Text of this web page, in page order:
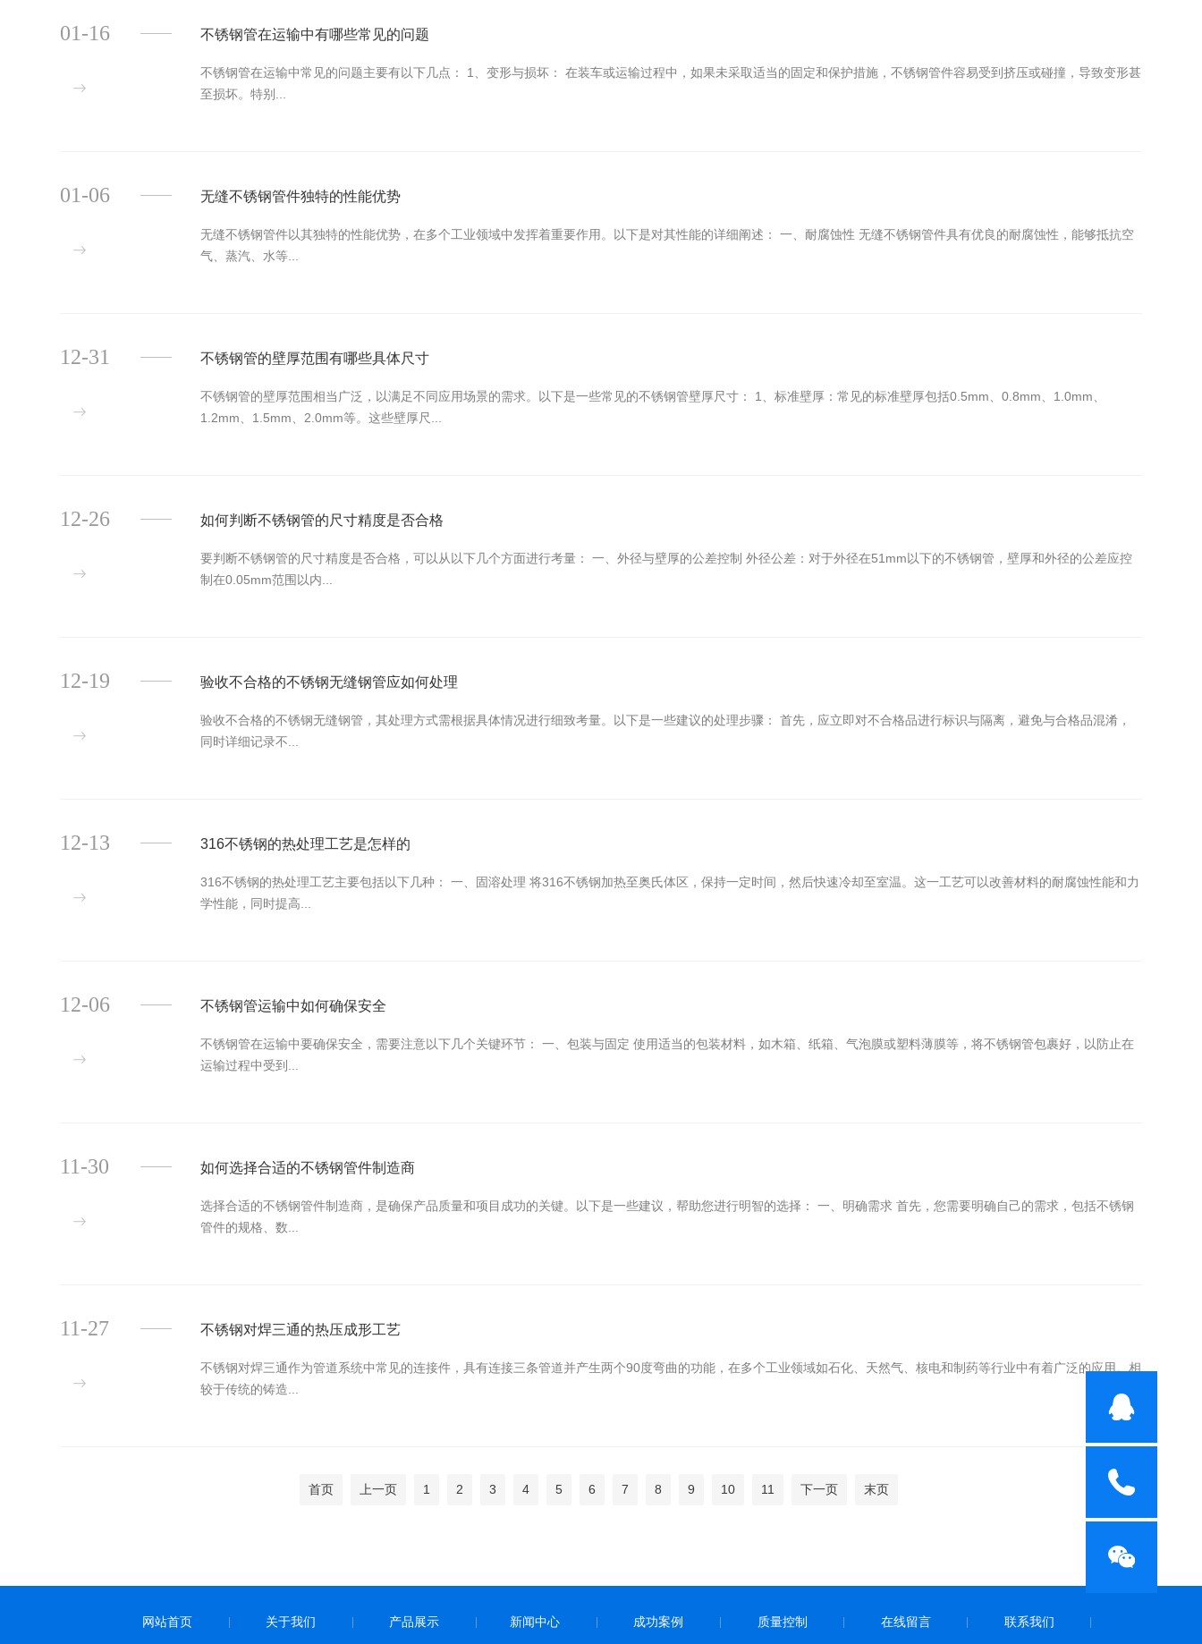
不锈钢管在运输中有哪些常见的问题
不锈钢管在运输中常见的问题主要有以下几点： 1、变形与损坏： 在装车或运输过程中，如果未采取适当的固定和保护措施，不锈钢管件容易受到挤压或碰撞，导致变形甚
至损坏。特别...
01-16
无缝不锈钢管件独特的性能优势
无缝不锈钢管件以其独特的性能优势，在多个工业领域中发挥着重要作用。以下是对其性能的详细阐述： 一、耐腐蚀性 无缝不锈钢管件具有优良的耐腐蚀性，能够抵抗空
气、蒸汽、水等...
01-06
不锈钢管的壁厚范围有哪些具体尺寸
不锈钢管的壁厚范围相当广泛，以满足不同应用场景的需求。以下是一些常见的不锈钢管壁厚尺寸： 1、标准壁厚：常见的标准壁厚包括0.5mm、0.8mm、1.0mm、
1.2mm、1.5mm、2.0mm等。这些壁厚尺...
12-31
如何判断不锈钢管的尺寸精度是否合格
要判断不锈钢管的尺寸精度是否合格，可以从以下几个方面进行考量： 一、外径与壁厚的公差控制 外径公差：对于外径在51mm以下的不锈钢管，壁厚和外径的公差应控
制在0.05mm范围以内...
12-26
验收不合格的不锈钢无缝钢管应如何处理
验收不合格的不锈钢无缝钢管，其处理方式需根据具体情况进行细致考量。以下是一些建议的处理步骤： 首先，应立即对不合格品进行标识与隔离，避免与合格品混淆，
同时详细记录不...
12-19
316不锈钢的热处理工艺是怎样的
316不锈钢的热处理工艺主要包括以下几种： 一、固溶处理 将316不锈钢加热至奥氏体区，保持一定时间，然后快速冷却至室温。这一工艺可以改善材料的耐腐蚀性能和力
学性能，同时提高...
12-13
不锈钢管运输中如何确保安全
不锈钢管在运输中要确保安全，需要注意以下几个关键环节： 一、包装与固定 使用适当的包装材料，如木箱、纸箱、气泡膜或塑料薄膜等，将不锈钢管包裹好，以防止在
运输过程中受到...
12-06
如何选择合适的不锈钢管件制造商
选择合适的不锈钢管件制造商，是确保产品质量和项目成功的关键。以下是一些建议，帮助您进行明智的选择： 一、明确需求 首先，您需要明确自己的需求，包括不锈钢
管件的规格、数...
11-30
不锈钢对焊三通的热压成形工艺
不锈钢对焊三通作为管道系统中常见的连接件，具有连接三条管道并产生两个90度弯曲的功能，在多个工业领域如石化、天然气、核电和制药等行业中有着广泛的应用。相
较于传统的铸造...
11-27
首页 上一页 1 2 3 4 5 6 7 8 9 10 11 下一页 末页
网站首页 关于我们 产品展示 新闻中心 成功案例 质量控制 在线留言 联系我们